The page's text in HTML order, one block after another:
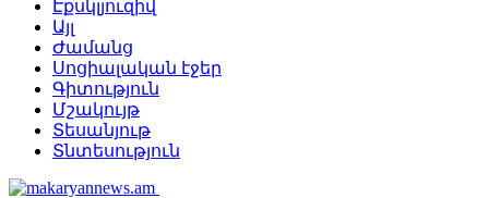
Էքսկլյուզիվ
Այլ
Ժամանց
Սոցիալական էջեր
Գիտություն
Մշակույթ
Տեսանյութ
Տնտեսություն